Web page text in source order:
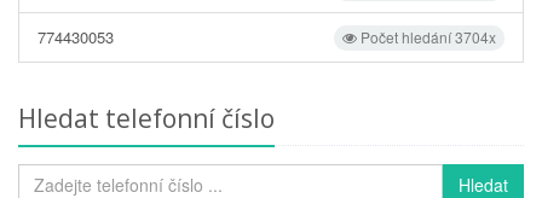
Počet hledání 3704x
774430053
Hledat telefonní číslo
Hledat